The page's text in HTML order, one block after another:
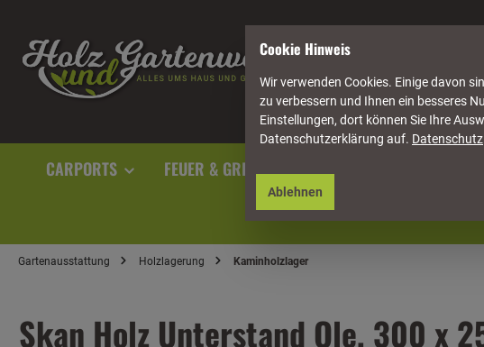
CARPORTS FEUER & GRILL GARTENAUSSTATTUNG
Gartenausstattung Holzlagerung Kaminholzlager
Skan Holz Unterstand Ole, 300 x
Cookie Hinweis
Wir verwenden Cookies. Einige davon
zu verbessern und Ihnen ein besseres
Einstellungen, dort können Sie Ihre
Datenschutzerklärung auf. Datenschutz
Ablehnen